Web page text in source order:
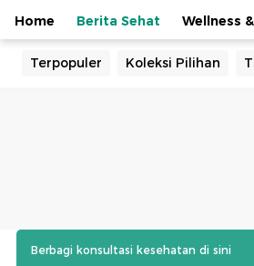
Home Berita Sehat Wellness
Terpopuler Koleksi Pilihan
Berbagi konsultasi kesehatan di sini